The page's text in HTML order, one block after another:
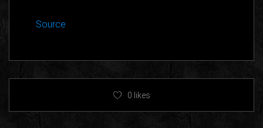
Source
0 likes